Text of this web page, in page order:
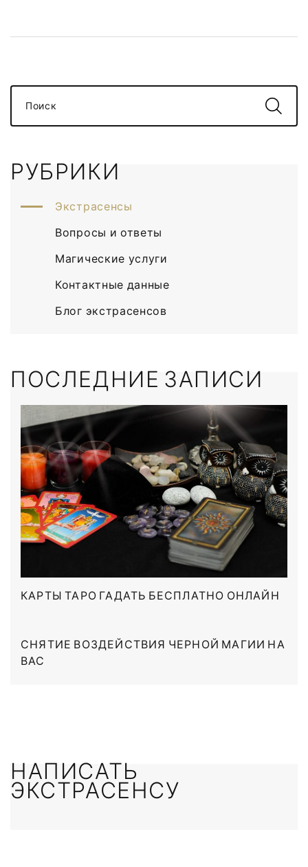
Поиск
РУБРИКИ
Экстрасенсы
Вопросы и ответы
Магические услуги
Контактные данные
Блог экстрасенсов
ПОСЛЕДНИЕ ЗАПИСИ
КАРТЫ ТАРО ГАДАТЬ БЕСПЛАТНО ОНЛАЙН
СНЯТИЕ ВОЗДЕЙСТВИЯ ЧЕРНОЙ МАГИИ НА
ВАС
НАПИСАТЬ
ЭКСТРАСЕНСУ